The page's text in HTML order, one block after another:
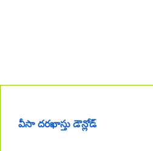
వీసా దరఖాస్తు డౌన్లోడ్